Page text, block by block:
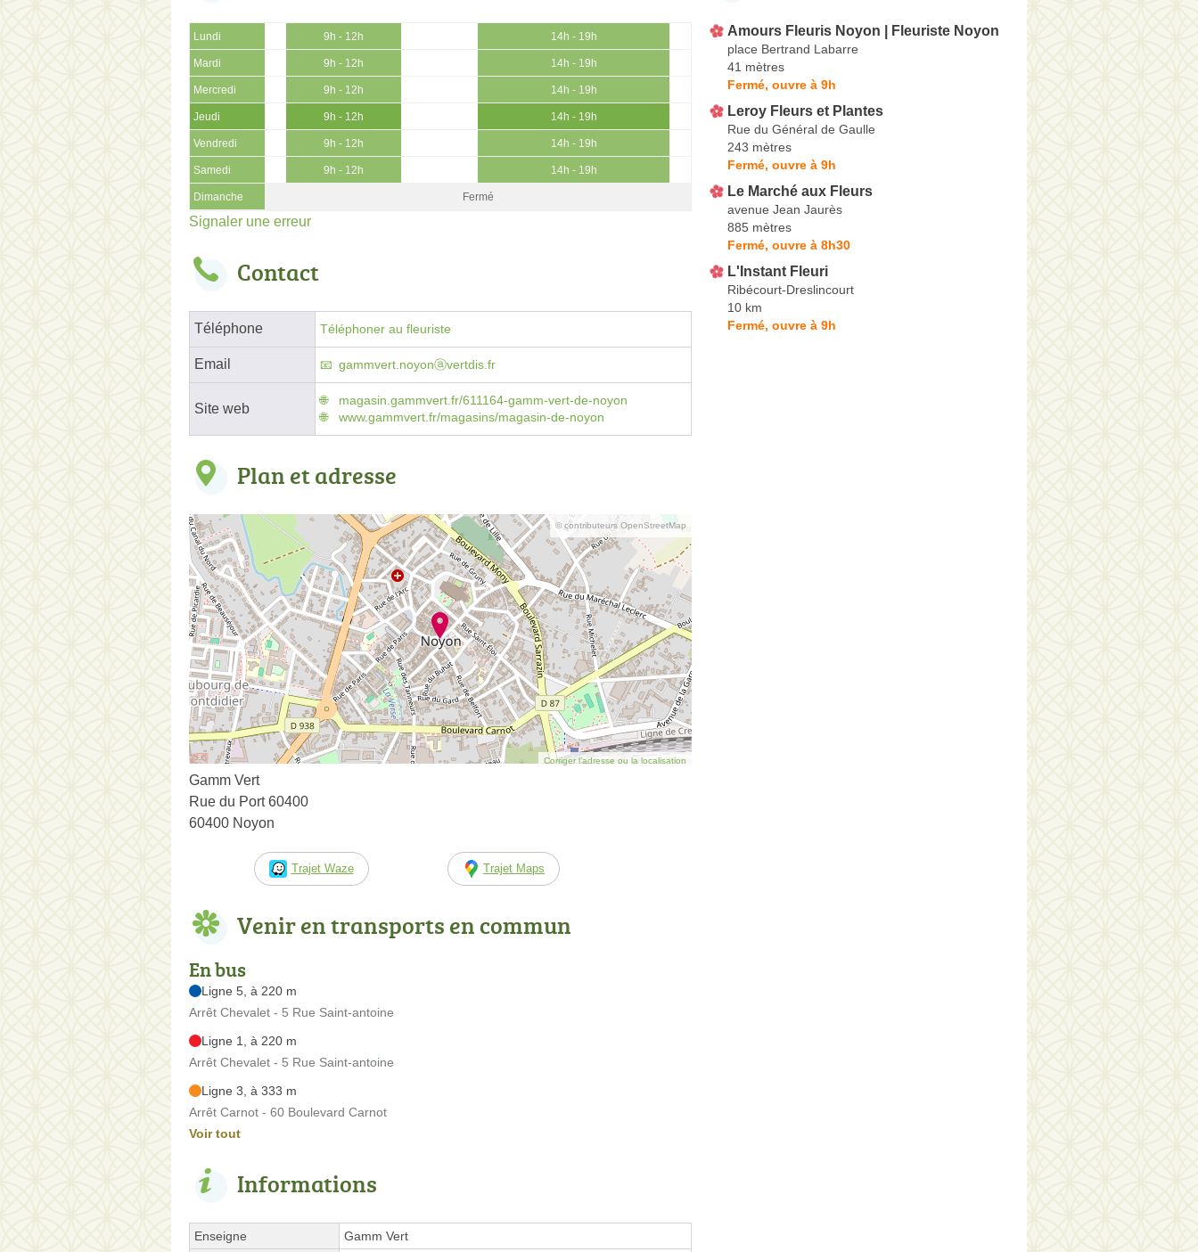
Lundi 9h - 12h 14h - 19h
Mardi 9h - 12h 14h - 19h
Mercredi 9h - 12h 14h - 19h
Jeudi 9h - 12h 14h - 19h
Vendredi 9h - 12h 14h - 19h
Samedi 9h - 12h 14h - 19h
Dimanche Fermé
Signaler une erreur
Contact
Téléphone Téléphoner au fleuriste
Email gammvert.noyonⓐvertdis.fr
Site web
magasin.gammvert.fr/611164-gamm-vert-de-noyon
www.gammvert.fr/magasins/magasin-de-noyon
Plan et adresse
© contributeurs OpenStreetMap
Corriger l’adresse ou la localisation
Gamm Vert
Rue du Port 60400
60400 Noyon
Trajet Waze Trajet Maps
Venir en transports en commun
En bus
Ligne 5, à 220 m
Arrêt Chevalet - 5 Rue Saint-antoine
Ligne 1, à 220 m
Arrêt Chevalet - 5 Rue Saint-antoine
Ligne 3, à 333 m
Arrêt Carnot - 60 Boulevard Carnot
Voir tout
Informations
Enseigne Gamm Vert
Amours Fleuris Noyon | Fleuriste Noyon
place Bertrand Labarre
41 mètres
Fermé, ouvre à 9h
Leroy Fleurs et Plantes
Rue du Général de Gaulle
243 mètres
Fermé, ouvre à 9h
Le Marché aux Fleurs
avenue Jean Jaurès
885 mètres
Fermé, ouvre à 8h30
L'Instant Fleuri
Ribécourt-Dreslincourt
10 km
Fermé, ouvre à 9h